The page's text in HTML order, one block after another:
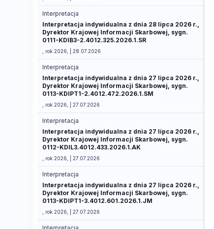
Interpretacja
Interpretacja indywidualna z dnia 28 lipca 2026 r.,
Dyrektor Krajowej Informacji Skarbowej, sygn.
0111-KDIB3-2.4012.325.2026.1.SR
, rok 2026, | 28.07.2026
Interpretacja
Interpretacja indywidualna z dnia 27 lipca 2026 r.,
Dyrektor Krajowej Informacji Skarbowej, sygn.
0113-KDIPT1-2.4012.472.2026.1.SM
, rok 2026, | 27.07.2026
Interpretacja
Interpretacja indywidualna z dnia 27 lipca 2026 r.,
Dyrektor Krajowej Informacji Skarbowej, sygn.
0112-KDIL3.4012.433.2026.1.AK
, rok 2026, | 27.07.2026
Interpretacja
Interpretacja indywidualna z dnia 27 lipca 2026 r.,
Dyrektor Krajowej Informacji Skarbowej, sygn.
0113-KDIPT1-3.4012.601.2026.1.JM
, rok 2026, | 27.07.2026